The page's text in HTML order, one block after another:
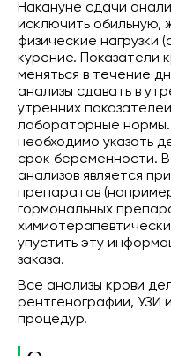
Накануне сдачи
исключить обильную,
физические нагруз­ки
курение. Показатели
меняться в течение
анализы сдавать в
утренних
лабораторные
необходимо указать
срок беременности.
анализов является
препаратов
гормональных
упустить эту
заказа.
Все анализы крови
рентгенографии, УЗИ
процедур.